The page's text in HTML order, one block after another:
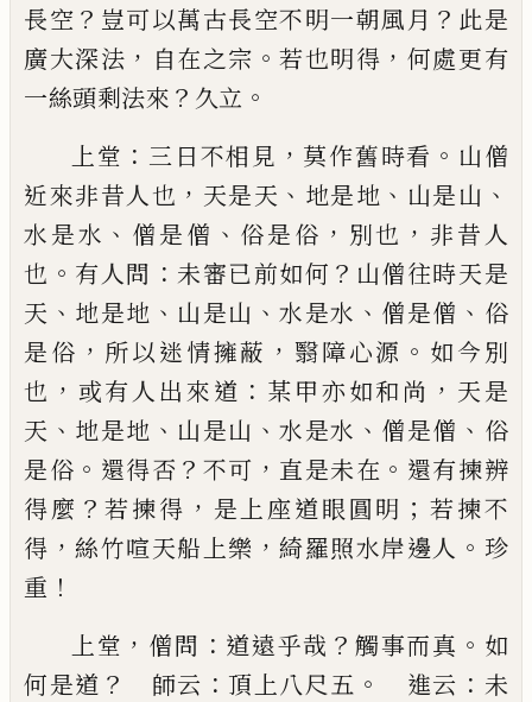
長空 ？ 豈可以萬古長空不明一朝風月 ？ 此是
廣大深法 ， 自在之宗 。若也明得 ， 何處更有
一絲頭剩法來 ？ 久立 。
上堂 ： 三日不相見 ， 莫作舊時看 。 山僧
近來非昔人也 ， 天是天 、 地是地 、 山是山 、
水是水 、 僧是僧 、 俗是俗 ， 別也 ， 非昔人
也 。 有人問 ： 未審已前如何 ？ 山僧往時天是
天 、 地是地 、 山是山 、水是水 、 僧是僧 、 俗
是俗 ， 所以迷情擁蔽 ， 翳障心源 。 如今別
也 ， 或有人出來道 ： 某甲亦如和 尚 ， 天是
天 、 地是地 、 山是山 、水是水 、 僧是僧 、 俗
是俗 。 還得否 ？ 不可 ， 直是未在 。 還有揀辨
得麼 ？若揀得 ， 是上座道眼圓明 ； 若揀不
得 ，絲竹喧天船上樂 ，綺羅照水岸邊人 。 珍
重 ！
上堂 ， 僧問 ： 道遠乎哉 ？ 觸事而真 。 如
何是道 ？ 師云 ： 頂上八尺五 。 進云 ： 未